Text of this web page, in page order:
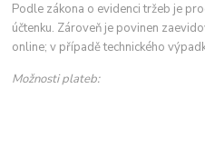
Podle zákona o evidenci tržeb je
účtenku. Zároveň je povinen
online; v případě technického
Možnosti plateb: